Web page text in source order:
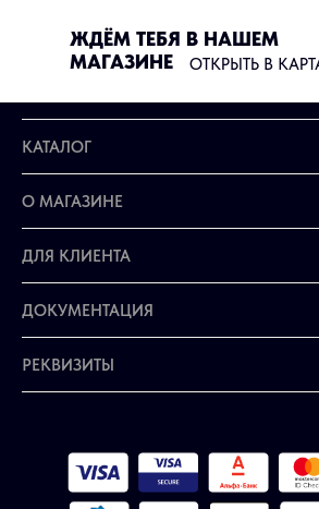
ЖДЁМ ТЕБЯ В НАШЕМ
МАГАЗИНЕ
ОТКРЫТЬ В
КАТАЛОГ
О МАГАЗИНЕ
ДЛЯ КЛИЕНТА
ДОКУМЕНТАЦИЯ
РЕКВИЗИТЫ